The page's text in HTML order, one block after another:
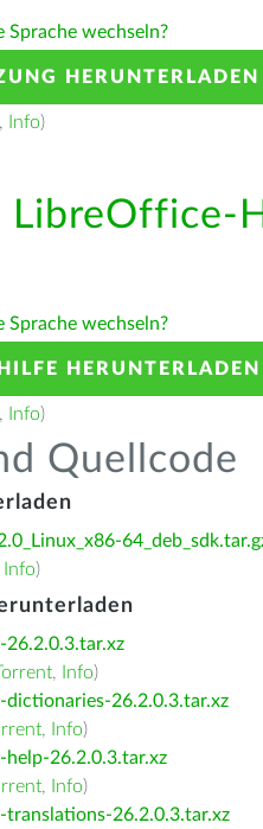
Sprache wechseln?
HERUNTERLADEN
, Info)
LibreOffice-
Sprache wechseln?
HERUNTERLADEN
, Info)
Quellcode
Info)
26.2.0.3.tar.xz
, Info)
dictionaries-26.2.0.3.tar.xz
, Info)
help-26.2.0.3.tar.xz
, Info)
translations-26.2.0.3.tar.xz